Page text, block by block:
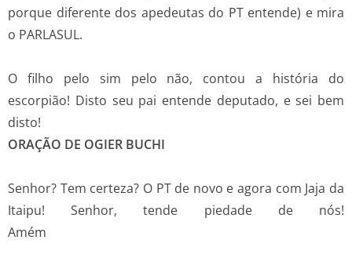
porque diferente dos apedeutas do PT entende) e mira
o PARLASUL.
O filho pelo sim pelo não, contou a história do
escorpião! Disto seu pai entende deputado, e sei bem
disto!
ORAÇÃO DE OGIER BUCHI
Senhor? Tem certeza? O PT de novo e agora com Jaja da
Itaipu! Senhor, tende piedade de nós!
Amém